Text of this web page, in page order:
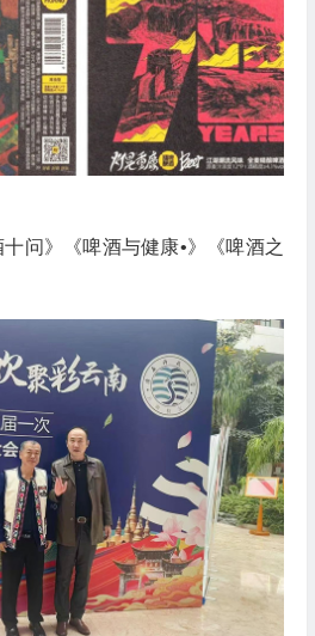
十问》《啤酒与健康•》《啤酒之